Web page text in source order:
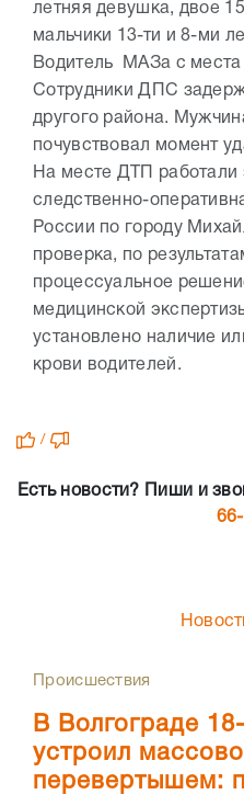
летняя девушка, двое
мальчики 13-ти и 8-ми
Водитель МАЗа с места
Сотрудники ДПС
другого района.
почувствовал момент
На месте ДТП работали
следственно-
России по городу
проверка, по
процессуальное
медицинской
установлено наличие
крови водителей.
/
Есть новости? Пиши и
Происшествия
В Волгограде
устроил
перевертышем: